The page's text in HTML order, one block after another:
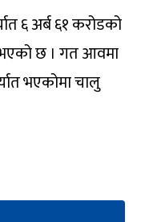
६ अर्ब ६१ करोडको
भएको छ । गत आवमा
भएकोमा चालु